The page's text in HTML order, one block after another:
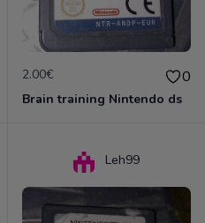
2.00€ 0
Brain training Nintendo ds
Leh99